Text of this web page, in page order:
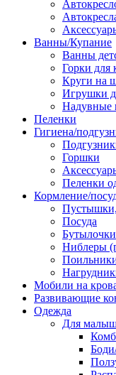
Ванны/Купание
Ванны
Горки для
Круги на
Игрушки
Надувные
Пеленки
Гигиена/
Горшки
Пеленки
Кормление/
Пустышки,
Посуда
Бутылочки
Ниблеры
Мобили на
Развивающие
Одежда
Для